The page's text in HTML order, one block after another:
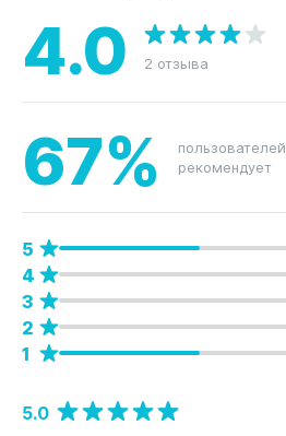
4.0 2 отзыва
67%
пользователей
рекомендует
5
4
3
2
1
5.0